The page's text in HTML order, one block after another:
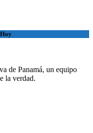
de Panamá, un equipo
la verdad.